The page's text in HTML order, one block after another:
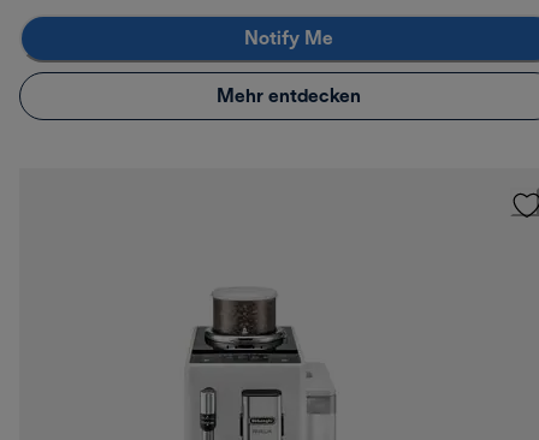
Notify Me
Mehr entdecken